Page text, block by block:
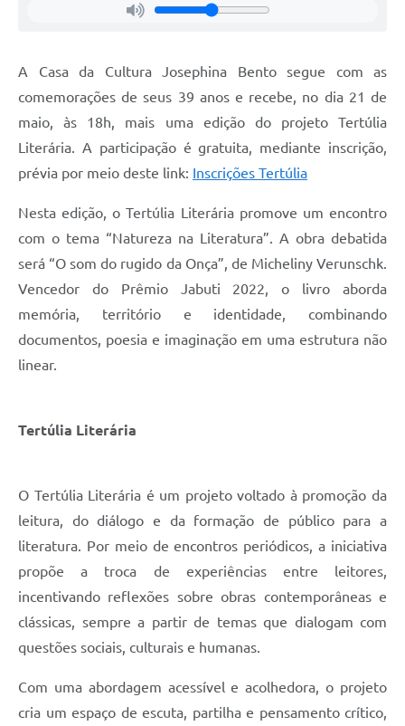
A Casa da Cultura Josephina Bento segue com as
comemorações de seus 39 anos e recebe, no dia 21 de
maio, às 18h, mais uma edição do projeto Tertúlia
Literária. A participação é gratuita, mediante inscrição,
prévia por meio deste link: Inscrições Tertúlia
Nesta edição, o Tertúlia Literária promove um encontro
com o tema “Natureza na Literatura”. A obra debatida
será “O som do rugido da Onça”, de Micheliny Verunschk.
Vencedor do Prêmio Jabuti 2022, o livro aborda
memória, território e identidade, combinando
documentos, poesia e imaginação em uma estrutura não
linear.
Tertúlia Literária
O Tertúlia Literária é um projeto voltado à promoção da
leitura, do diálogo e da formação de público para a
literatura. Por meio de encontros periódicos, a iniciativa
propõe a troca de experiências entre leitores,
incentivando reflexões sobre obras contemporâneas e
clássicas, sempre a partir de temas que dialogam com
questões sociais, culturais e humanas.
Com uma abordagem acessível e acolhedora, o projeto
cria um espaço de escuta, partilha e pensamento crítico,